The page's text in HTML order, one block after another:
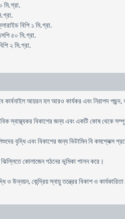
মি.গ্রা.
বিপি ১ মি.গ্রা.
৫০ মি.গ্রা.
২ মি.গ্রা.
কার্বনাইল আয়রন হল আরও কার্যকর এবং নিরাপদ
স্বাস্থ্যকর বিকাশের জন্য এবং একটি কোষ থেকে
বৃদ্ধি এবং বিকাশের জন্য ভিটামিন বি কমপ্লেক্স
কোলাজেন গঠনের ভূমিকা পালন করে।
ও উন্নয়ন, কেন্দ্রিয় স্নায়ু তন্ত্রের বিকাশ ও